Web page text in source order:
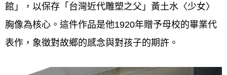
館」，以保存「台灣近代雕塑之父」黃土水〈少女〉
胸像為核心。這件作品是他1920年贈予母校的畢業代
表作，象徵對故鄉的感念與對孩子的期許。